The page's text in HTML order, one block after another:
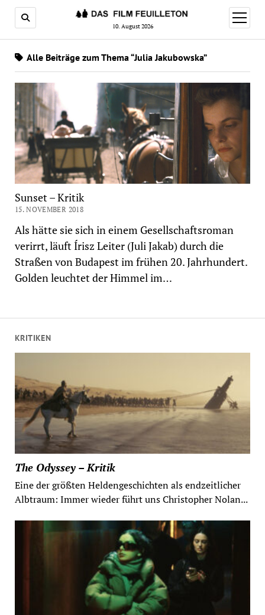
10. August 2026
Menü
öffnen
KRITIKEN
The Odyssey – Kritik
Eine der größten Heldengeschichten als endzeitlicher
Albtraum: Immer wieder führt uns Christopher Nolan...
Alle Beiträge zum Thema “Julia Jakubowska”
Sunset – Kritik
15. NOVEMBER 2018
Als hätte sie sich in einem Gesellschaftsroman
verirrt, läuft Írisz Leiter (Juli Jakab) durch die
Straßen von Budapest im frühen 20. Jahrhundert.
Golden leuchtet der Himmel im…